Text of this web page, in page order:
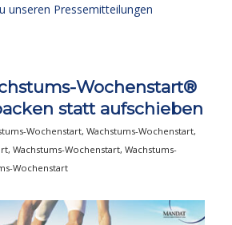
unseren Pressemitteilungen
Wochenstart®
statt aufschieben
Wochenstart, Wachstums-Wochenstart,
, Wachstums-Wochenstart, Wachstums-
Wochenstart